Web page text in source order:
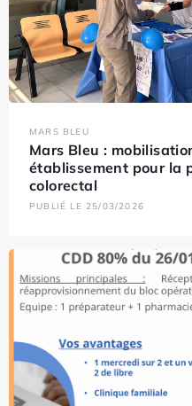
MARS BLEU
Mars Bleu :
établissement pour la
colorectal
PUBLIÉ LE 25/03/2026